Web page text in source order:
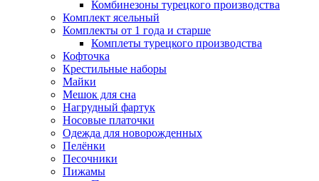
Комбинезоны турецкого производства
Комплект ясельный
Комплекты от 1 года и старше
Комплеты турецкого производства
Кофточка
Крестильные наборы
Майки
Мешок для сна
Нагрудный фартук
Носовые платочки
Одежда для новорожденных
Пелёнки
Песочники
Пижамы